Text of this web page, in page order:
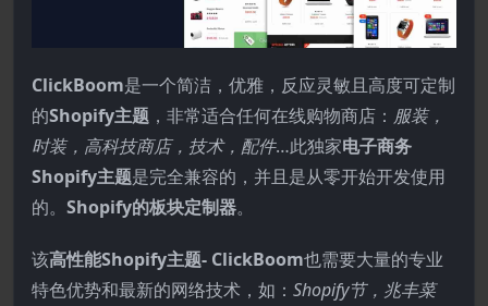
ClickBoom是一个简洁，优雅，反应灵敏且高度可定制
的Shopify主题 ，非常适合任何在线购物商店： 服装，
时装，高科技商店，技术，配件…此独家电子商务
Shopify主题是完全兼容的，并且是从零开始开发使用
的。 Shopify的板块定制器。
该高性能Shopify主题- ClickBoom也需要大量的专业
特色优势和最新的网络技术，如： Shopify节，兆丰菜